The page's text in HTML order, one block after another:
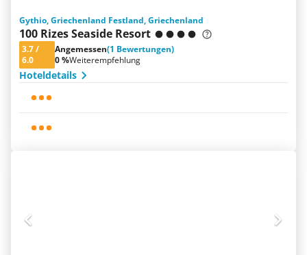
Gythio, Griechenland Festland, Griechenland
100 Rizes Seaside Resort
3.7/
6.0
Angemessen(1 Bewertungen)
0 %Weiterempfehlung
Hoteldetails